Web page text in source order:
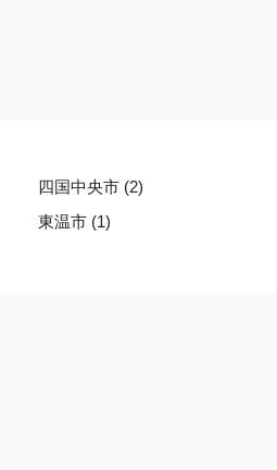
四国中央市 (2)
東温市 (1)